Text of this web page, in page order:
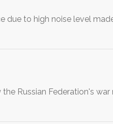
due to high noise level
Russian Federation's